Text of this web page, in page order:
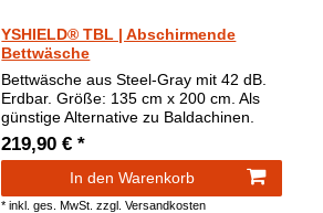
YSHIELD® TBL | Abschirmende
Bettwäsche
Bettwäsche aus Steel-Gray mit 42 dB.
Erdbar. Größe: 135 cm x 200 cm. Als
günstige Alternative zu Baldachinen.
219,90 € *
In den Warenkorb
*inkl. ges. MwSt. zzgl.Versandkosten